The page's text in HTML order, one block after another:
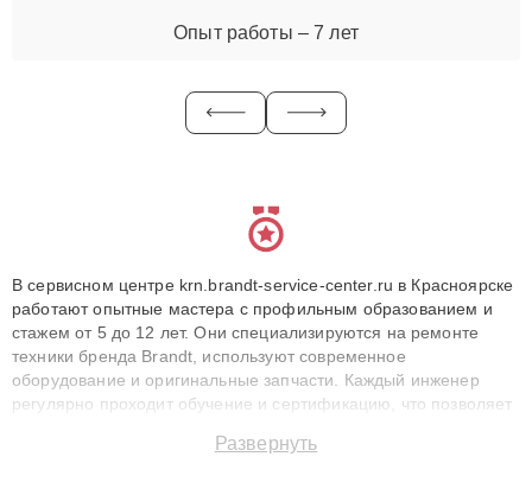
Опыт работы – 7 лет
В сервисном центре krn.brandt-service-center.ru в Красноярске
работают опытные мастера с профильным образованием и
стажем от 5 до 12 лет. Они специализируются на ремонте
техники бренда Brandt, используют современное
оборудование и оригинальные запчасти. Каждый инженер
регулярно проходит обучение и сертификацию, что позволяет
технику с сохранением гарантии до 3 лет. Наши мастера
Развернуть